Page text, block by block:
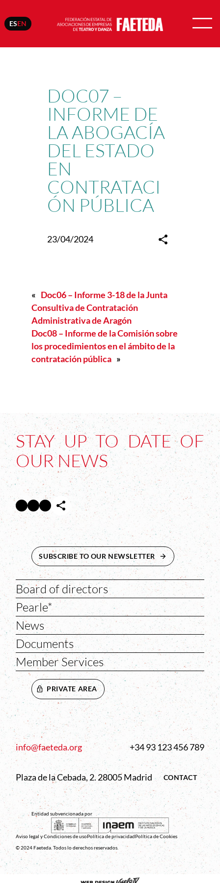
ESEN
Skip
DOC07 –
INFORME DE
LA ABOGACÍA
DEL ESTADO
EN
CONTRATACI
ÓN PÚBLICA
23/04/2024
« Doc06 – Informe 3-18 de la Junta
Consultiva de Contratación
Administrativa de Aragón
Doc08 – Informe de la Comisión sobre
los procedimientos en el ámbito de la
contratación pública »
STAY UP TO DATE OF
OUR NEWS
Facebook Abre en nueva ventana
Twitter Abre en nueva ventana
InstagramAbre en nueva ventana
SUBSCRIBE TO OUR NEWSLETTER ABRE EN NUEVA
Board of directors
Pearle*
News
Documents
Member Services
PRIVATE AREA
info@faeteda.org +34 93 123 456 789
Plaza de la Cebada, 2. 28005 Madrid CONTACT
Entidad subvencionada por
Aviso legal y Condiciones de usoPolítica de privacidadPolítica de Cookies
© 2024 Faeteda. Todos lo derechos reservados.